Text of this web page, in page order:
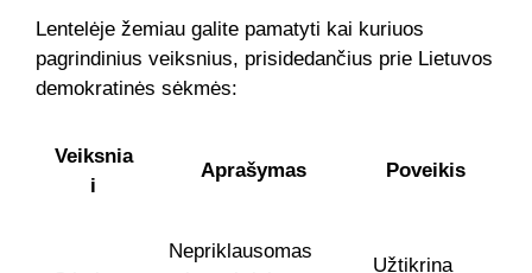
Lentelėje žemiau galite pamatyti kai kuriuos
pagrindinius veiksnius, prisidedančius prie Lietuvos
demokratinės sėkmės:
Veiksnia
i
Aprašymas Poveikis
Nepriklausomas
Užtikrina